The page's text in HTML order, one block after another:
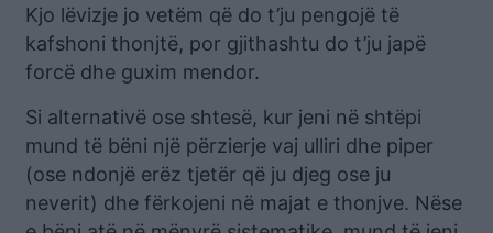
Kjo lëvizje jo vetëm që do t’ju pengojë të
kafshoni thonjtë, por gjithashtu do t’ju japë
forcë dhe guxim mendor.
Si alternativë ose shtesë, kur jeni në shtëpi
mund të bëni një përzierje vaj ulliri dhe piper
(ose ndonjë erëz tjetër që ju djeg ose ju
neverit) dhe fërkojeni në majat e thonjve. Nëse